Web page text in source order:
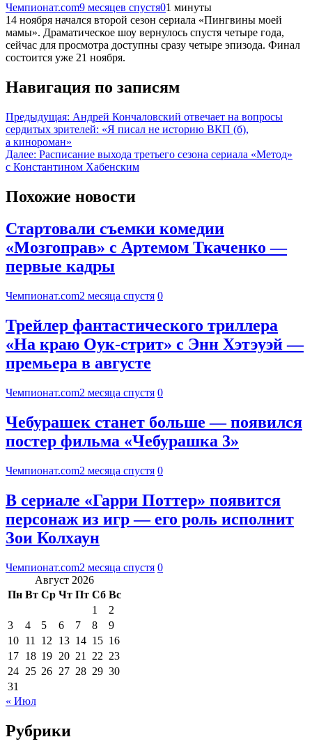
Чемпионат.com9 месяцев спустя01 минуты
14 ноября начался второй сезон сериала «Пингвины моей
мамы». Драматическое шоу вернулось спустя четыре года,
сейчас для просмотра доступны сразу четыре эпизода. Финал
состоится уже 21 ноября.
Навигация по записям
Предыдущая: Андрей Кончаловский отвечает на вопросы
сердитых зрителей: «Я писал не историю ВКП (б),
а кинороман»
Далее: Расписание выхода третьего сезона сериала «Метод»
с Константином Хабенским
Похожие новости
Стартовали съемки комедии
«Мозгоправ» с Артемом Ткаченко —
первые кадры
Чемпионат.com2 месяца спустя 0
Трейлер фантастического триллера
«На краю Оук-стрит» с Энн Хэтэуэй —
премьера в августе
Чемпионат.com2 месяца спустя 0
Чебурашек станет больше — появился
постер фильма «Чебурашка 3»
Чемпионат.com2 месяца спустя 0
В сериале «Гарри Поттер» появится
персонаж из игр — его роль исполнит
Зои Колхаун
Чемпионат.com2 месяца спустя 0
Август 2026
Пн Вт Ср Чт Пт Сб Вс
1
2
3
4 5 6 7 8
9
10 11 12 13 14 15 16
17 18 19 20 21 22 23
24 25 26 27 28 29 30
31
« Июл
Рубрики